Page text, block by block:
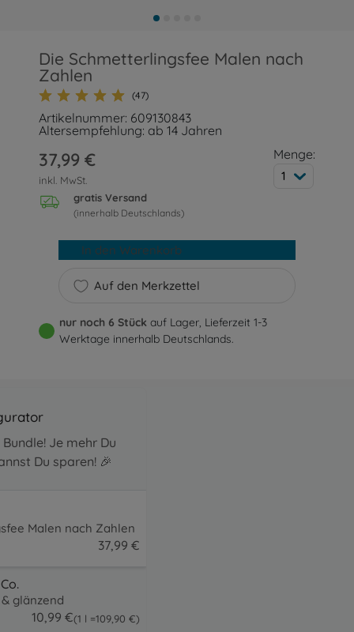
Die Schmetterlingsfee Malen nach
Zahlen
(47)
Artikelnummer: 609130843
Altersempfehlung: ab 14 Jahren
37,99 €
inkl. MwSt.
gratis Versand
(innerhalb Deutschlands)
Menge:
1
Auf den Merkzettel
In den Warenkorb
nur noch 6 Stück auf Lager, Lieferzeit 1-3
Werktage innerhalb Deutschlands.
Je mehr Du
Du sparen! 🎉
Malen nach Zahlen
37,99 €
glänzend
10 99 €(1 l =109, 90 €
109.9 EUR )